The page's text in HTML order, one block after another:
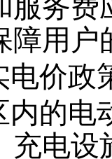
服务
障用户
电价政
内的电
充电